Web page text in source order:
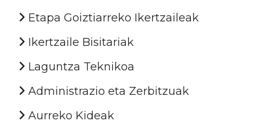
Etapa Goiztiarreko Ikertzaileak
Ikertzaile Bisitariak
Laguntza Teknikoa
Administrazio eta Zerbitzuak
Aurreko Kideak